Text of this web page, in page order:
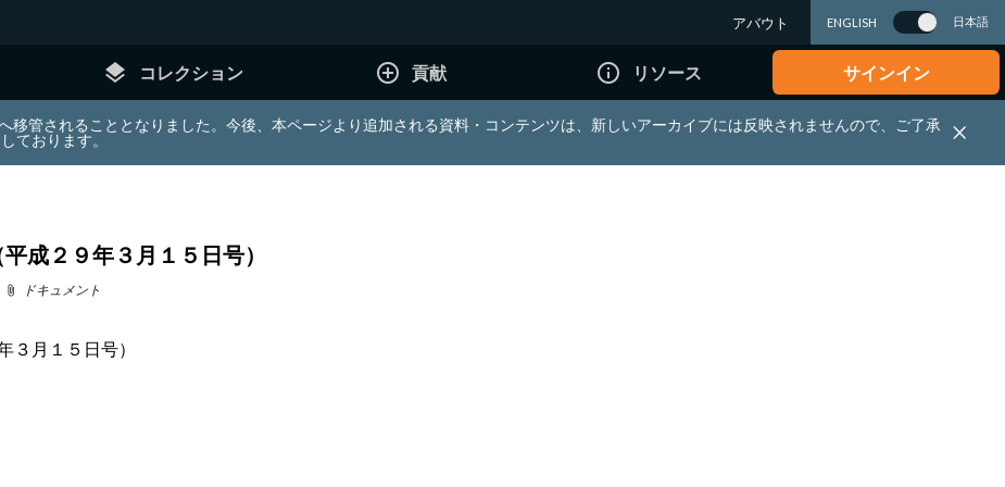
アバウト ENGLISH 日本語
layers コレクション add_circle_outline 貢献 info_outline リソース サインイン
移管されることとなりました。今後、本ページより追加される資料・コンテンツは、新しいアーカイブには反映されませんので、ご了承
ております。
成２９年３月１５日号）
attach_file ドキュメント
月１５日号）